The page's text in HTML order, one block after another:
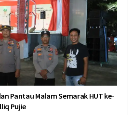
Pantau Malam Semarak HUT ke-
Pujie